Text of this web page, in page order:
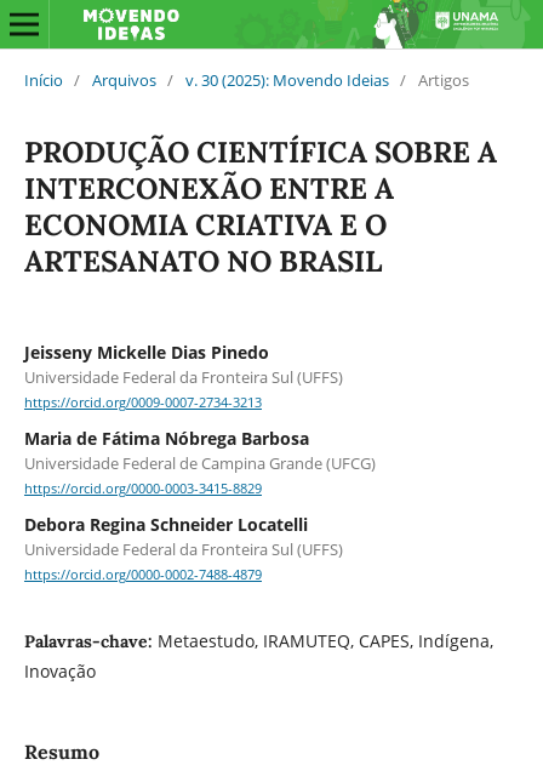
Início / Arquivos / v. 30 (2025): Movendo Ideias / Artigos
PRODUÇÃO CIENTÍFICA SOBRE A
INTERCONEXÃO ENTRE A
ECONOMIA CRIATIVA E O
ARTESANATO NO BRASIL
Jeisseny Mickelle Dias Pinedo
Universidade Federal da Fronteira Sul (UFFS)
https://orcid.org/0009-0007-2734-3213
Maria de Fátima Nóbrega Barbosa
Universidade Federal de Campina Grande (UFCG)
https://orcid.org/0000-0003-3415-8829
Debora Regina Schneider Locatelli
Universidade Federal da Fronteira Sul (UFFS)
https://orcid.org/0000-0002-7488-4879
Palavras-chave: Metaestudo, IRAMUTEQ, CAPES, Indígena,
Inovação
Resumo